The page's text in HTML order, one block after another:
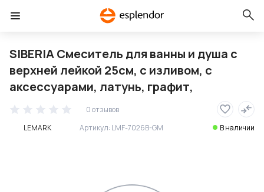
SIBERIA Смеситель для ванны и душа с
верхней лейкой 25см, с изливом, с
аксессуарами, латунь, графит,
0 отзывов
LEMARK
Артикул: LMF-7026B-GM В наличии